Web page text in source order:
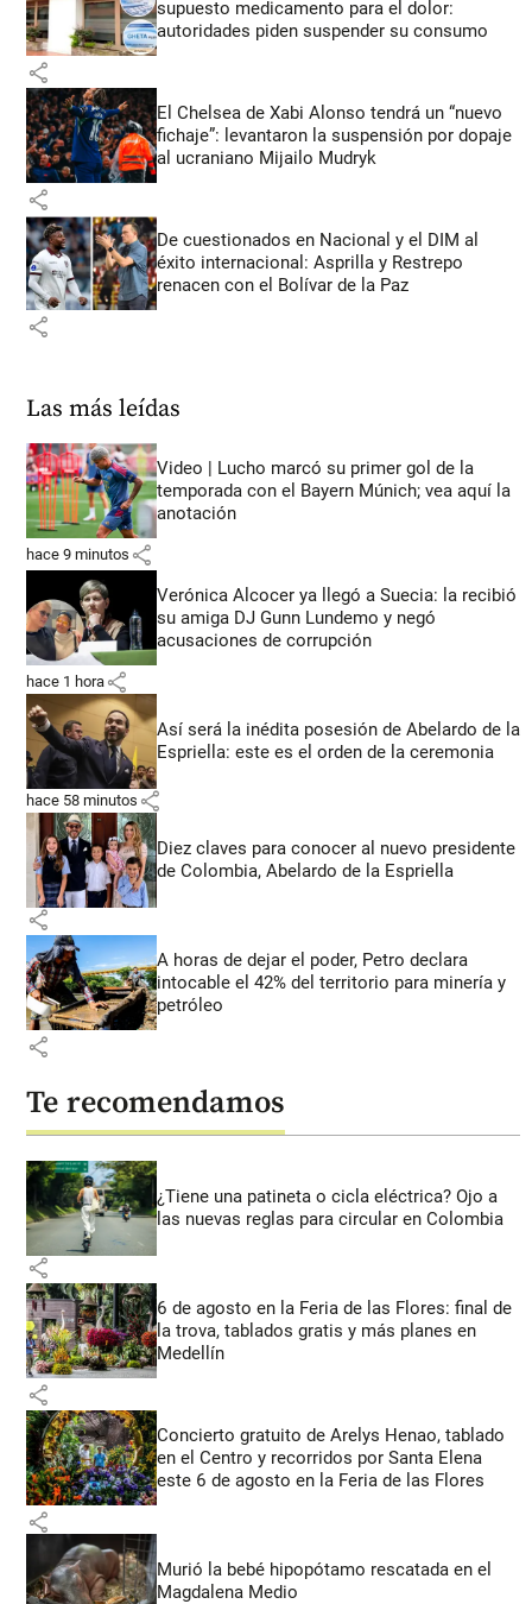
supuesto medicamento para el dolor:
autoridades piden suspender su consumo
share
El Chelsea de Xabi Alonso tendrá un “nuevo
fichaje”: levantaron la suspensión por dopaje
al ucraniano Mijailo Mudryk
share
De cuestionados en Nacional y el DIM al
éxito internacional: Asprilla y Restrepo
renacen con el Bolívar de la Paz
share
Las más leídas
Video | Lucho marcó su primer gol de la
temporada con el Bayern Múnich; vea aquí la
anotación
hace 9 minutos share
Verónica Alcocer ya llegó a Suecia: la recibió
su amiga DJ Gunn Lundemo y negó
acusaciones de corrupción
hace 1 hora share
Así será la inédita posesión de Abelardo de la
Espriella: este es el orden de la ceremonia
hace 58 minutos share
Diez claves para conocer al nuevo presidente
de Colombia, Abelardo de la Espriella
share
A horas de dejar el poder, Petro declara
intocable el 42% del territorio para minería y
petróleo
share
Te recomendamos
¿Tiene una patineta o cicla eléctrica? Ojo a
las nuevas reglas para circular en Colombia
share
6 de agosto en la Feria de las Flores: final de
la trova, tablados gratis y más planes en
Medellín
share
Concierto gratuito de Arelys Henao, tablado
en el Centro y recorridos por Santa Elena
este 6 de agosto en la Feria de las Flores
share
Murió la bebé hipopótamo rescatada en el
Magdalena Medio